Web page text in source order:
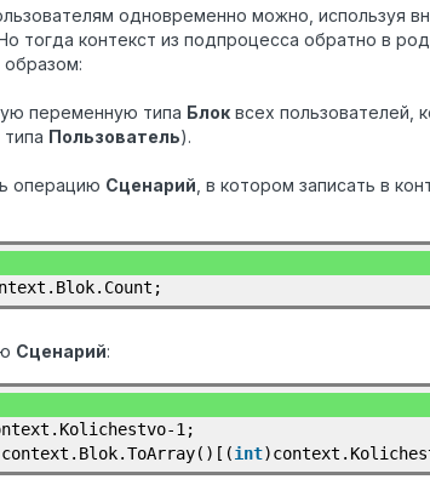
одновременно можно, используя
тогда контекст из подпроцесса обратно в
переменную типа Блок всех пользователей,
Пользователь).
операцию Сценарий , в котором записать в
Сценарий:
1;
int